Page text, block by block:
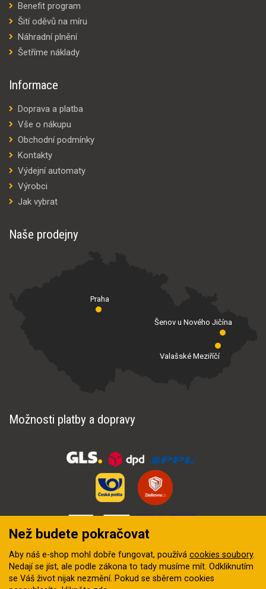
Benefit program
Šití oděvů na míru
Náhradní plnění
Šetříme náklady
Informace
Doprava a platba
Vše o nákupu
Obchodní podmínky
Kontakty
Výdejní automaty
Výrobci
Jak vybrat
Naše prodejny
Praha
Valašské Meziříčí
Šenov u Nového Jičína
Možnosti platby a dopravy
Než budete pokračovat
Aby náš e-shop mohl dobře fungovat, používá cookies soubory.
Nedají se jíst, ale podle zákona to tady musíme mít. Odkliknutím
se Váš život nijak nezmění. Pokud se sběrem cookies